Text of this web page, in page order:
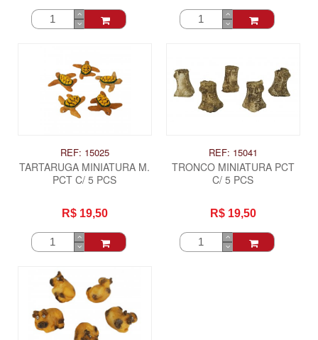
REF: 15025
TARTARUGA MINIATURA M.
PCT C/ 5 PCS
R$ 19,50
REF: 15041
TRONCO MINIATURA PCT
C/ 5 PCS
R$ 19,50